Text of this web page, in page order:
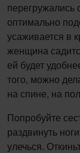
оптимально
усаживается в
женщина
ей будет
того, можно
на спине, на
Попробуйте
раздвинуть
улечься.